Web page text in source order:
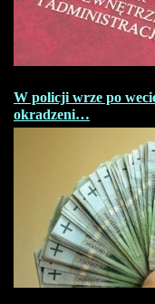
W policji wrze po
okradzeni…